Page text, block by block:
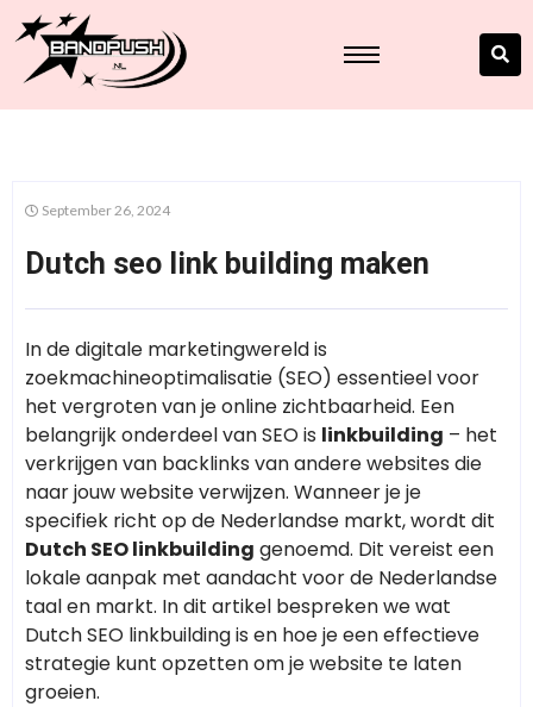
September 26, 2024
Dutch seo link building maken
In de digitale marketingwereld is
zoekmachineoptimalisatie (SEO) essentieel voor
het vergroten van je online zichtbaarheid. Een
belangrijk onderdeel van SEO is linkbuilding – het
verkrijgen van backlinks van andere websites die
naar jouw website verwijzen. Wanneer je je
specifiek richt op de Nederlandse markt, wordt dit
Dutch SEO linkbuilding genoemd. Dit vereist een
lokale aanpak met aandacht voor de Nederlandse
taal en markt. In dit artikel bespreken we wat
Dutch SEO linkbuilding is en hoe je een effectieve
strategie kunt opzetten om je website te laten
groeien.